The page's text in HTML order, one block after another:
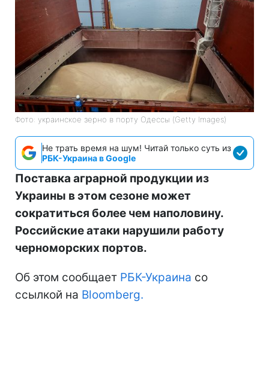
Фото: украинское зерно в порту Одессы (Getty Images)
Не трать время на шум! Читай только суть из
РБК-Украина в Google
Поставка аграрной продукции из
Украины в этом сезоне может
сократиться более чем наполовину.
Российские атаки нарушили работу
черноморских портов.
Об этом сообщает РБК-Украина со
ссылкой на Bloomberg.